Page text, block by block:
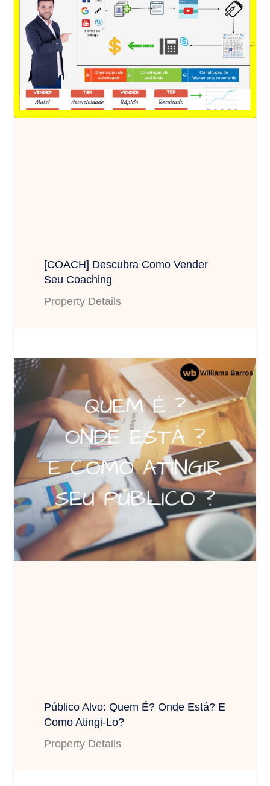
[COACH] Descubra Como Vender
Seu Coaching
Property Details
Público Alvo: Quem É? Onde Está? E
Como Atingi-Lo?
Property Details